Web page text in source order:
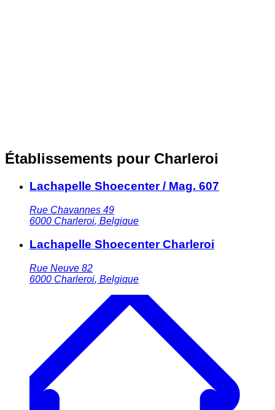
Établissements pour Charleroi
Lachapelle Shoecenter / Mag. 607
Rue Chavannes 49
6000 Charleroi, Belgique
Lachapelle Shoecenter Charleroi
Rue Neuve 82
6000 Charleroi, Belgique